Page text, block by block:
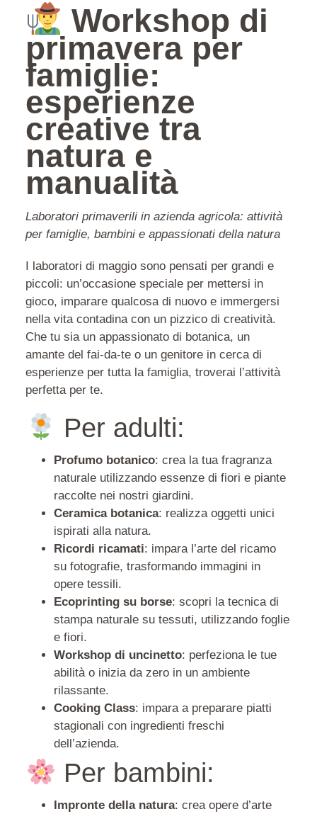
Workshop di
primavera per
famiglie:
esperienze
creative tra
natura e
manualità
Laboratori primaverili in azienda agricola: attività
per famiglie, bambini e appassionati della natura
I laboratori di maggio sono pensati per grandi e
piccoli: un’occasione speciale per mettersi in
gioco, imparare qualcosa di nuovo e immergersi
nella vita contadina con un pizzico di creatività.
Che tu sia un appassionato di botanica, un
amante del fai-da-te o un genitore in cerca di
esperienze per tutta la famiglia, troverai l’attività
perfetta per te.
Per adulti:
Profumo botanico: crea la tua fragranza
naturale utilizzando essenze di fiori e piante
raccolte nei nostri giardini.
Ceramica botanica: realizza oggetti unici
ispirati alla natura.
Ricordi ricamati: impara l’arte del ricamo
su fotografie, trasformando immagini in
opere tessili.
Ecoprinting su borse: scopri la tecnica di
stampa naturale su tessuti, utilizzando foglie
e fiori.
Workshop di uncinetto: perfeziona le tue
abilità o inizia da zero in un ambiente
rilassante.
Cooking Class: impara a preparare piatti
stagionali con ingredienti freschi
dell’azienda.
Per bambini:
Impronte della natura: crea opere d’arte